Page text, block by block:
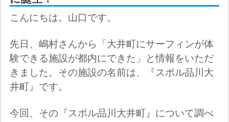
こんにちは。 山口です。
先日、嶋村さんから「大井町にサーフィンが体
験できる施設が都内にできた」と情報をいただ
きました。 その施設の名前は、『スポル品川大
井町』です。
今回、その『スポル品川大井町』について調べ